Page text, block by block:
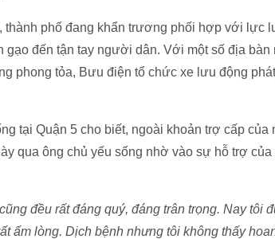
thành phố đang khẩn trương phối hợp với lực
đến tận tay người dân. Với một số địa
phong tỏa, Bưu điện tổ chức xe lưu động
tại Quận 5 cho biết, ngoài khoản trợ cấp
qua ông chủ yếu sống nhờ vào sự hỗ trợ của
đều rất đáng quý, đáng trân trọng. Nay tôi
ấm lòng. Dịch bệnh nhưng tôi không thấy